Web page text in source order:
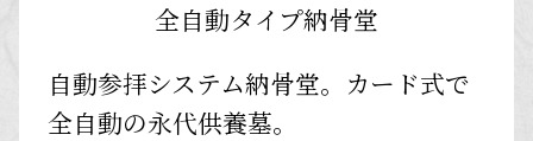
全自動タイプ納骨堂
自動参拝システム納骨堂。カード式で
全自動の永代供養墓。